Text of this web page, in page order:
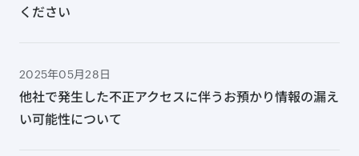
ください
2025年05月28日
他社で発生した不正アクセスに伴うお預かり情報の漏え
い可能性について